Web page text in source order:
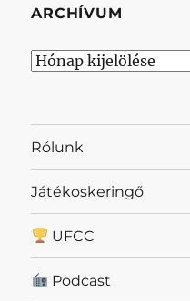
ARCHÍVUM
Archívum
Rólunk
Játékoskeringő
UFCC
Podcast